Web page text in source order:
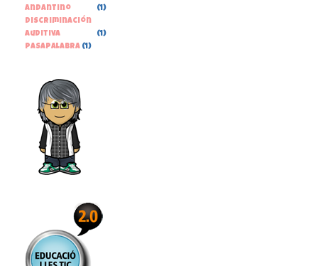
andantino
(1)
discriminación
auditiva
(1)
pasapalabra (1)